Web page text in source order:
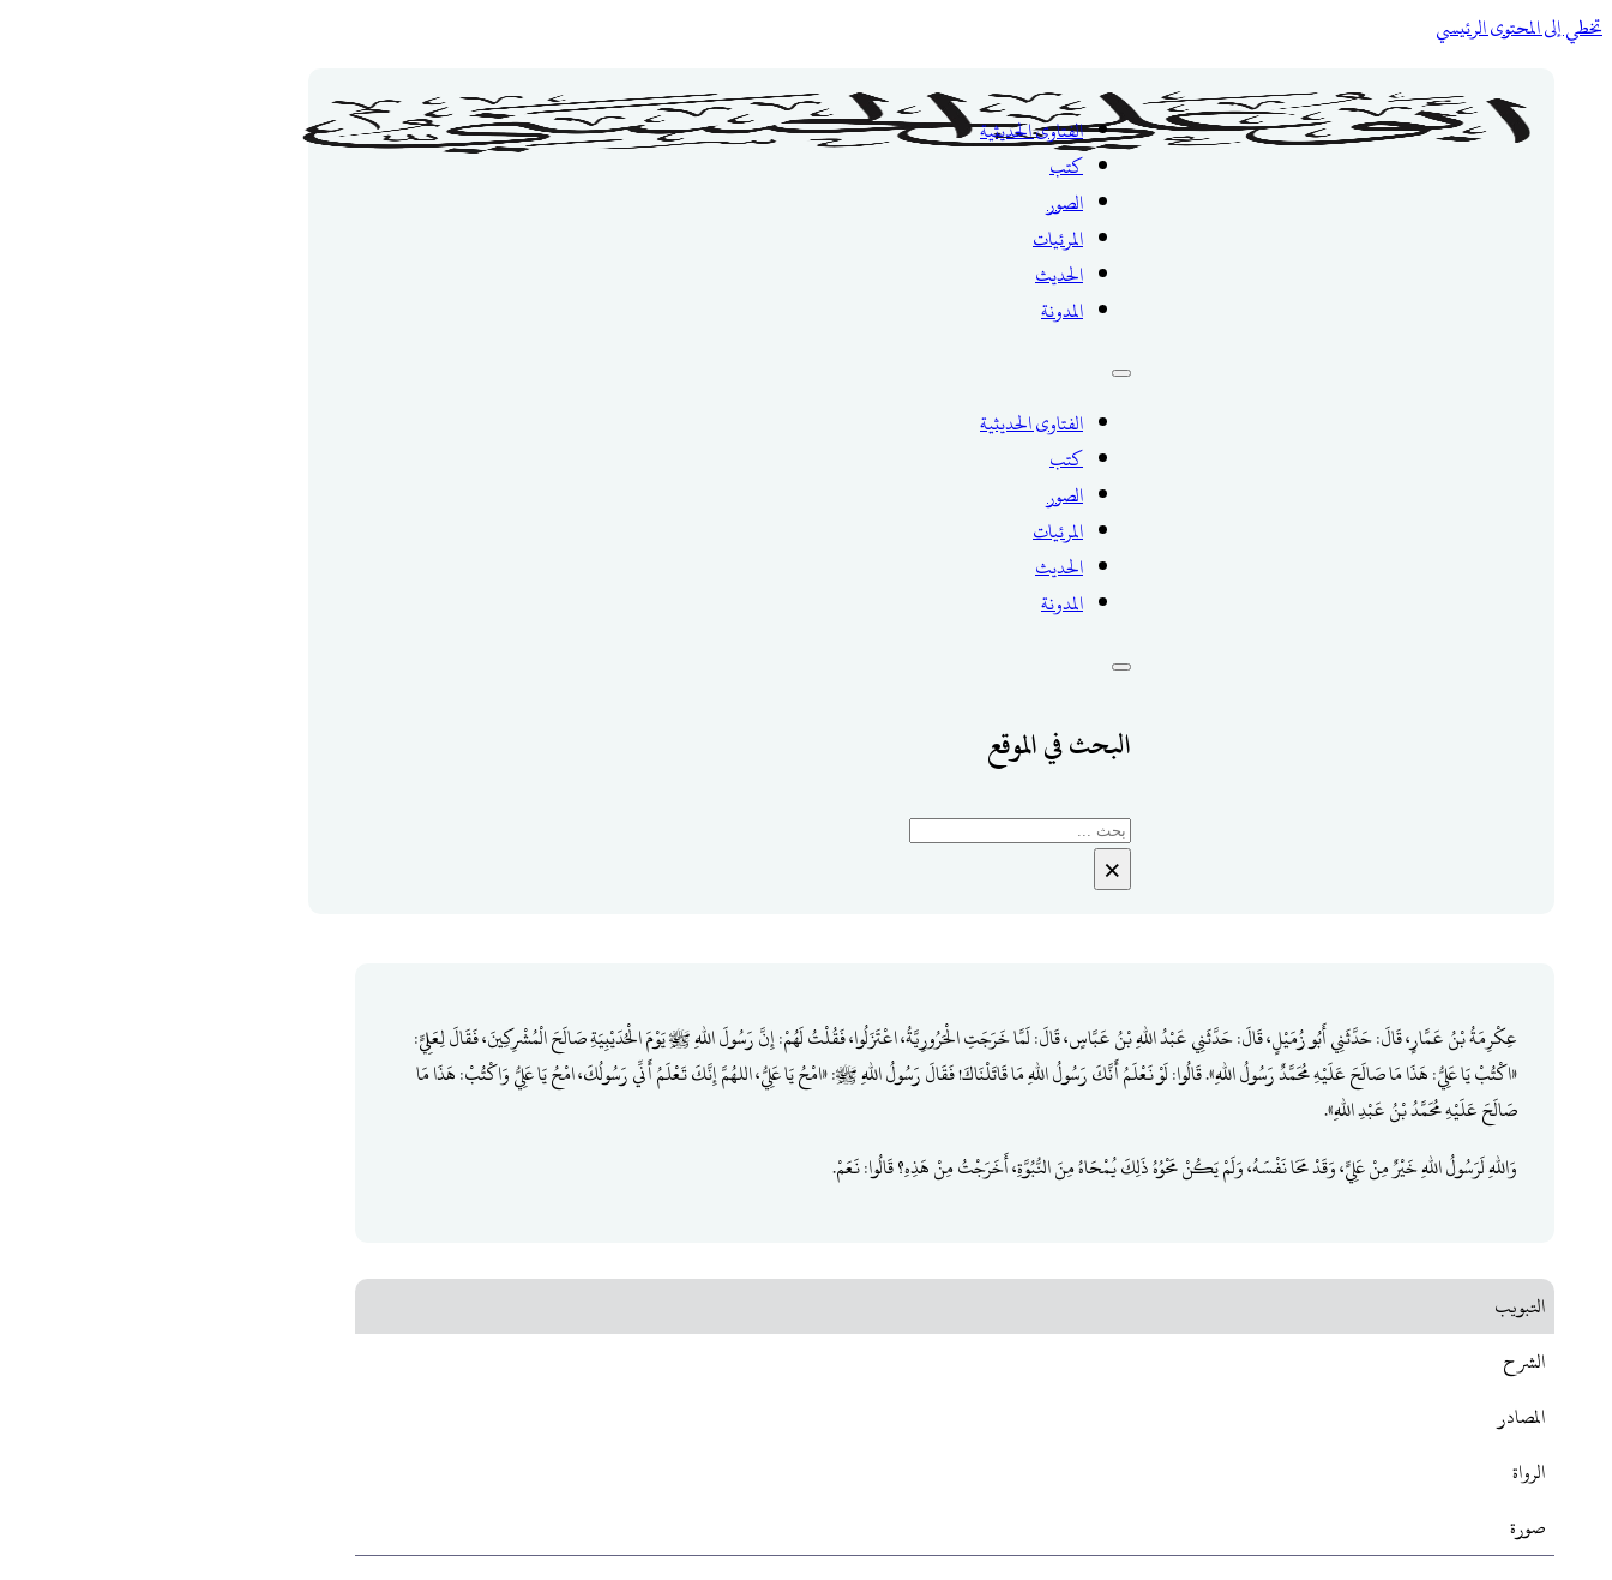
تخطي إلى المحتوى الرئيسي
الفتاوى الحديثية
كتب
الصور
المرئيات
الحديث
المدونة
الفتاوى الحديثية
كتب
الصور
المرئيات
الحديث
المدونة
البحث في الموقع
بحث
×
عِكْرِمَةُ بْنُ عَمَّارٍ، قَالَ: حَدَّثَنِي أَبُو زُمَيْلٍ، قَالَ: حَدَّثَنِي عَبْدُ اللهِ بْنُ عَبَّاسٍ، قَالَ: لَمَّا خَرَجَتِ الْحَرُورِيَّةُ، اعْتَزَلُوا، فَقُلْتُ لَهُمْ: إِنَّ رَسُولَ اللهِ ﷺ يَوْمَ الْحُدَيْبِيَةِ صَالَحَ الْمُشْرِكِينَ، فَقَالَ لِعَلِيٍّ:
«‌اكْتُبْ يَا عَلِيُّ: هَذَا مَا صَالَحَ عَلَيْهِ مُحَمَّدٌ رَسُولُ اللهِ». قَالُوا: لَوْ نَعْلَمُ أَنَّكَ رَسُولُ اللهِ مَا قَاتَلْنَاكَ! فَقَالَ رَسُولُ اللهِ ﷺ: «‌امْحُ يَا عَلِيُّ، اللهُمَّ إِنَّكَ تَعْلَمُ أَنِّي رَسُولُكَ، امْحُ يَا عَلِيُّ وَاكْتُبْ: هَذَا مَا
صَالَحَ عَلَيْهِ مُحَمَّدُ بْنُ عَبْدِ اللهِ».
وَاللهِ لَرَسُولُ اللهِ خَيْرٌ مِنْ عَلِيٍّ، وَقَدْ مَحَا نَفْسَهُ، وَلَمْ يَكُنْ مَحْوُهُ ذَلِكَ يُمْحَاهُ مِنَ النُّبُوَّةِ، أَخَرَجْتُ مِنْ هَذِهِ؟ قَالُوا: نَعَمْ.
التبويب
الشرح
المصادر
الرواة
صورة